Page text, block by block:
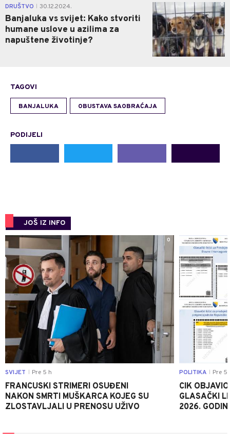
DRUŠTVO 30.12.2024.
Banjaluka vs svijet: Kako stvoriti
humane uslove u azilima za
napuštene životinje?
0
TAGOVI
BANJALUKA OBUSTAVA SAOBRAĆAJA
PODIJELI
JOŠ IZ INFO
0
SVIJET Pre 5 h
FRANCUSKI STRIMERI OSUĐENI
NAKON SMRTI MUŠKARCA KOJEG SU
ZLOSTAVLJALI U PRENOSU UŽIVO
POLITIKA Pre 5
CIK
GLASAČKI
2026.